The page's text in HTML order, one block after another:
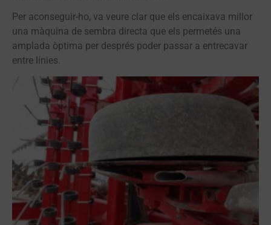
Per aconseguir-ho, va veure clar que els encaixava millor
una màquina de sembra directa que els permetés una
amplada òptima per després poder passar a entrecavar
entre línies.